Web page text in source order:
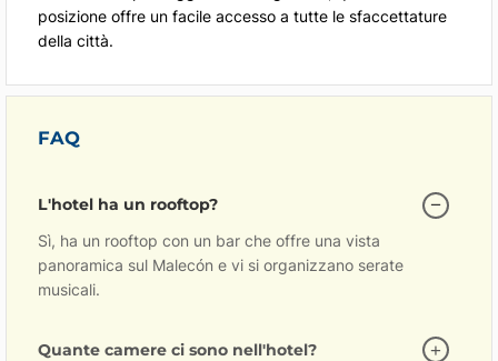
posizione offre un facile accesso a tutte le sfaccettature
della città.
FAQ
L'hotel ha un rooftop?
Sì, ha un rooftop con un bar che offre una vista
panoramica sul Malecón e vi si organizzano serate
musicali.
Quante camere ci sono nell'hotel?